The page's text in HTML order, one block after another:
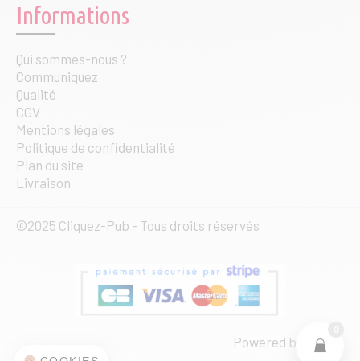
Informations
Qui sommes-nous ?
Communiquez
Qualité
CGV
Mentions légales
Politique de confidentialité
Plan du site
Livraison
©2025 Cliquez-Pub - Tous droits réservés
Powered by web·ia